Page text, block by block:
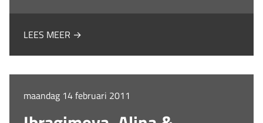
LEES MEER →
maandag 14 februari 2011